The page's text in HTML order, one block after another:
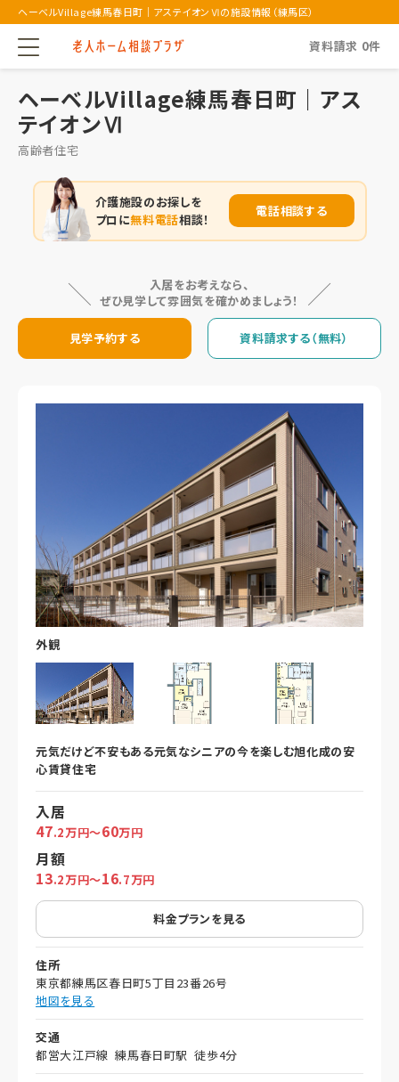
ヘーベルVillage練馬春日町｜アステイオンⅥの施設情報（練馬区）
資料請求 0件
ヘーベルVillage練馬春日町｜アス
テイオンⅥ
高齢者住宅
介護施設のお探しを
プロに無料電話相談！
電話相談する
入居をお考えなら、
ぜひ見学して雰囲気を確かめましょう！
見学予約する 資料請求する（無料）
外観
元気だけど不安もある元気なシニアの今を楽しむ旭化成の安
心賃貸住宅
入居
47.2万円～60万円
月額
13.2万円～16.7万円
料金プランを見る
住所
東京都練馬区春日町5丁目23番26号
地図を見る
交通
都営大江戸線 練馬春日町駅 徒歩4分